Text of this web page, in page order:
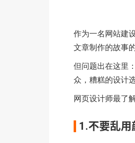
作为一名网站建
文章制作的故事
但问题出在这里
众，糟糕的设计
网页设计师最了
1.不要乱用